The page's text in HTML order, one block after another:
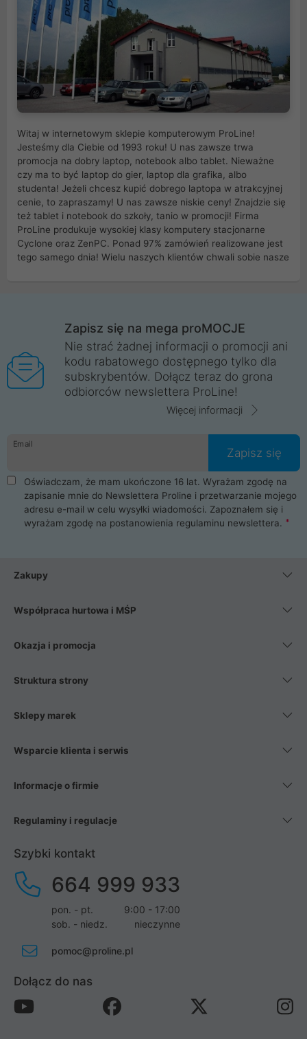
Witaj w internetowym sklepie komputerowym ProLine!
Jesteśmy dla Ciebie od 1993 roku! U nas zawsze trwa
promocja na dobry laptop, notebook albo tablet. Nieważne
czy ma to być laptop do gier, laptop dla grafika, albo
studenta! Jeżeli chcesz kupić dobrego laptopa w atrakcyjnej
cenie, to zapraszamy! U nas zawsze niskie ceny! Znajdzie się
też tablet i notebook do szkoły, tanio w promocji! Firma
ProLine produkuje wysokiej klasy komputery stacjonarne
Cyclone oraz ZenPC. Ponad 97% zamówień realizowane jest
tego samego dnia! Wielu naszych klientów chwali sobie nasze
Wrocław, Poznań, Legnica, Katowice, Gliwice, Kalisz, Bytom,
Trzebnica, Opole. Szybka i profesjonalna obsługa!
ProLine to polska firma ze 100% polskim kapitałem. Działamy
legalnie i płacimy podatki w naszym kraju! Posiadamy siedzibę
główną w Mirkowie oraz salony na terenie kraju. Cała
komunikacja ze sklepem komputerowym ProLine jest
danych osobowych. Dlatego zakup notebooka albo laptopa w
ProLine to czysta przyjemność i pełne bezpieczeństwo.
Zaopatrzysz się u nas w akcesoria i części komputerowe
takie jak procesory, karty graficzne, płyty główne, pamięci,
dyski SSD, M.2 oraz HDD. Nasi pracownicy pomogą Ci wybrać
najlepszy zasilacz komputerowy oraz obudowę do komputera.
Poza komputerami mamy również najlepsze na rynku
Smartfony takich producentów jak Xiaomi, Apple, Samsung i
wentylatory. Na koniec mając już to wszystko, możesz
Zapisz się na mega proMOCJE
Nie strać żadnej informacji o promocji ani
kodu rabatowego dostępnego tylko dla
subskrybentów. Dołącz teraz do grona
odbiorców newslettera ProLine!
Więcej informacji
Email
Zapisz się
Oświadczam, że mam ukończone 16 lat. Wyrażam zgodę na
zapisanie mnie do Newslettera Proline i przetwarzanie mojego
adresu e-mail w celu wysyłki wiadomości. Zapoznałem się i
wyrażam zgodę na postanowienia regulaminu newslettera.
Zakupy
Współpraca hurtowa i MŚP
Okazja i promocja
Struktura strony
Sklepy marek
Wsparcie klienta i serwis
Informacje o firmie
Regulaminy i regulacje
Szybki kontakt
664 999 933
pon. - pt.
9:00 - 17:00
sob. - niedz.
nieczynne
pomoc@proline.pl
Dołącz do nas